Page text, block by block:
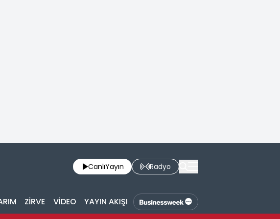
CanlıYayın Radyo
ZİRVE VİDEO YAYIN AKIŞI